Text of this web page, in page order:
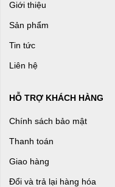
Giới thiệu
Sản phẩm
Tin tức
Liên hệ
HỖ TRỢ KHÁCH HÀNG
Chính sách bảo mật
Thanh toán
Giao hàng
Đổi và trả lại hàng hóa